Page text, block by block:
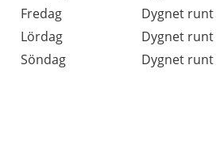
Fredag
Dygnet runt
Lördag
Dygnet runt
Söndag
Dygnet runt